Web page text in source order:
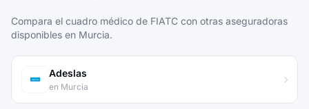
Compara el cuadro médico de FIATC con otras aseguradoras
disponibles en Murcia.
Adeslas
en Murcia